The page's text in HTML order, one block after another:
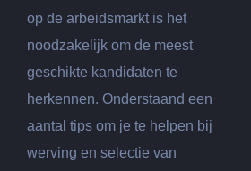
op de arbeidsmarkt is het
noodzakelijk om de meest
geschikte kandidaten te
herkennen. Onderstaand een
aantal tips om je te helpen bij
werving en selectie van